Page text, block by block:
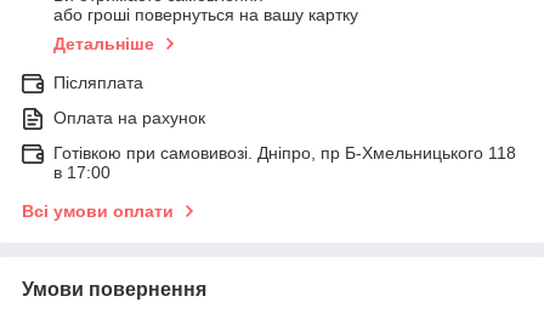
або гроші повернуться на вашу картку
Детальніше
Післяплата
Оплата на рахунок
Готівкою при самовивозі. Дніпро, пр Б-Хмельницького 118
в 17:00
Всі умови оплати
Умови повернення